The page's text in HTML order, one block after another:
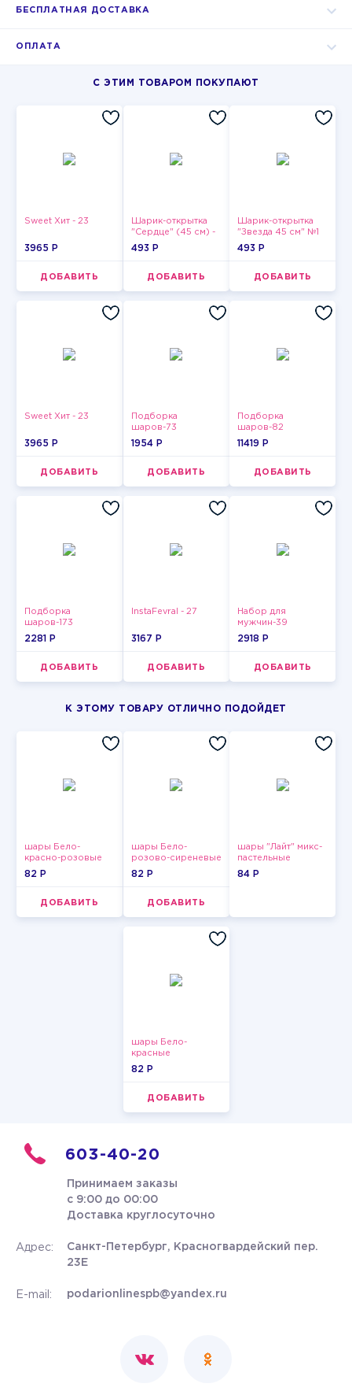
БЕСПЛАТНАЯ ДОСТАВКА
ОПЛАТА
С ЭТИМ ТОВАРОМ ПОКУПАЮТ
Sweet Хит - 23
3965 P
ДОБАВИТЬ
Шарик-открытка
"Сердце" (45 см) -
2
493 P
ДОБАВИТЬ
Шарик-открытка
"Звезда 45 см" №1
493 P
ДОБАВИТЬ
Sweet Хит - 23
3965 P
ДОБАВИТЬ
Подборка
шаров-73
1954 P
ДОБАВИТЬ
Подборка
шаров-82
11419 P
ДОБАВИТЬ
Подборка
шаров-173
2281 P
ДОБАВИТЬ
InstaFevral - 27
3167 P
ДОБАВИТЬ
Набор для
мужчин-39
2918 P
ДОБАВИТЬ
К ЭТОМУ ТОВАРУ ОТЛИЧНО ПОДОЙДЕТ
шары Бело-
красно-розовые
пастельные
82 P
ДОБАВИТЬ
шары Бело-
розово-сиреневые
пастельные
82 P
ДОБАВИТЬ
шары "Лайт" микс-
пастельные
84 P
шары Бело-
красные
пастельные
82 P
ДОБАВИТЬ
603-40-20
Принимаем заказы
с 9:00 до 00:00
Доставка круглосуточно
Адрес:
Санкт-Петербург, Красногвардейский пер.
23Е
E-mail: podarionlinespb@yandex.ru